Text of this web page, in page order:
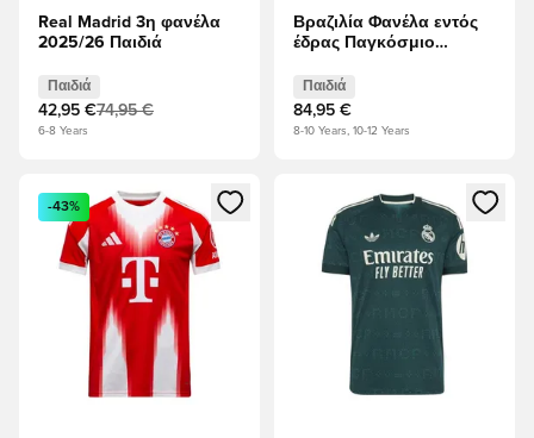
Real Madrid 3η φανέλα
2025/26 Παιδιά
Παιδιά
42,95 €74,95 €
6-8 Years
Βραζιλία Φανέλα εντός
έδρας Παγκόσμιο
Παιδιά
84,95 €
8-10 Years, 10-12 Years
Ανοίγει ένα Modal για να συνδεθείτε ή να εγγραφείτε ως
-43%
Ανοίγει ένα Modal για να